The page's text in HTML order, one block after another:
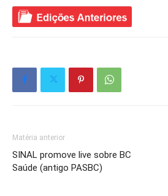
Matéria anterior
SINAL promove live sobre BC
Saúde (antigo PASBC)